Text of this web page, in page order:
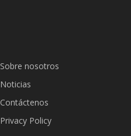
Sobre nosotros
Noticias
Contáctenos
Privacy Policy